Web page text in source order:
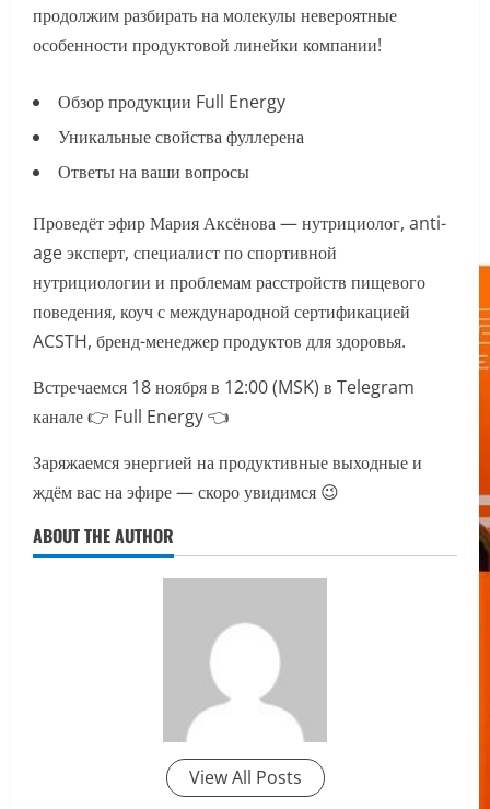
продолжим разбирать на молекулы невероятные
особенности продуктовой линейки компании!
Обзор продукции Full Energy
Уникальные свойства фуллерена
Ответы на ваши вопросы
Проведёт эфир Мария Аксёнова — нутрициолог, anti-
age эксперт, специалист по спортивной
нутрициологии и проблемам расстройств пищевого
поведения, коуч с международной сертификацией
ACSTH, бренд-менеджер продуктов для здоровья.
Встречаемся 18 ноября в 12:00 (MSK) в Telegram
канале 👉 Full Energy 👈
Заряжаемся энергией на продуктивные выходные и
ждём вас на эфире — скоро увидимся 😉
ABOUT THE AUTHOR
View All Posts